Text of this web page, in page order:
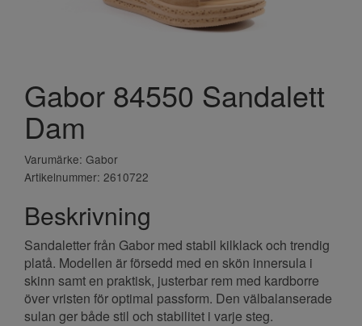
Gabor 84550 Sandalett
Dam
Varumärke: Gabor
Artikelnummer: 2610722
Beskrivning
Sandaletter från Gabor med stabil kilklack och trendig
platå. Modellen är försedd med en skön innersula i
skinn samt en praktisk, justerbar rem med kardborre
över vristen för optimal passform. Den välbalanserade
sulan ger både stil och stabilitet i varje steg.